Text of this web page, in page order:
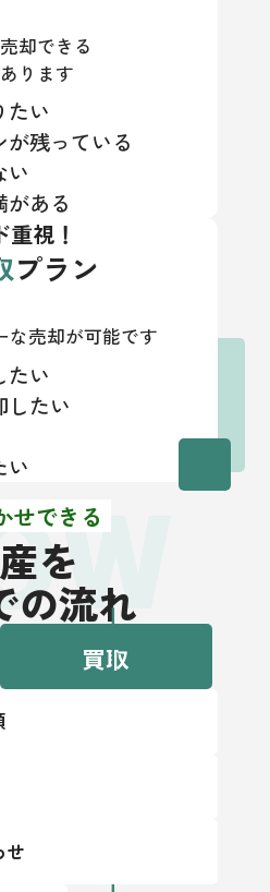
却できる
ります
たい
残っている
い
ある
視！
プラン
な売却が可能です
たい
したい
い
せできる
を
の流れ
買取
せ